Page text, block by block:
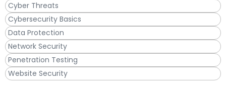
Cyber Threats
Cybersecurity Basics
Data Protection
Network Security
Penetration Testing
Website Security